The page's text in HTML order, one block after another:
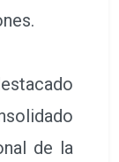
de la